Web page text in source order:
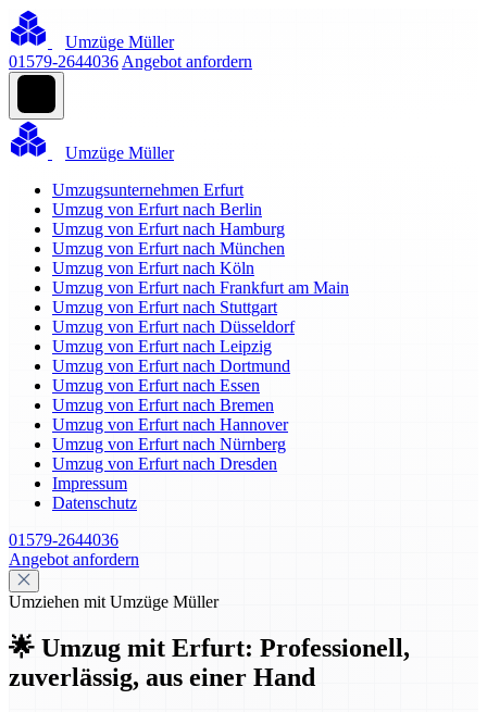
Umzüge Müller
01579-2644036 Angebot anfordern
Umzüge Müller
Umzugsunternehmen Erfurt
Umzug von Erfurt nach Berlin
Umzug von Erfurt nach Hamburg
Umzug von Erfurt nach München
Umzug von Erfurt nach Köln
Umzug von Erfurt nach Frankfurt am Main
Umzug von Erfurt nach Stuttgart
Umzug von Erfurt nach Düsseldorf
Umzug von Erfurt nach Leipzig
Umzug von Erfurt nach Dortmund
Umzug von Erfurt nach Essen
Umzug von Erfurt nach Bremen
Umzug von Erfurt nach Hannover
Umzug von Erfurt nach Nürnberg
Umzug von Erfurt nach Dresden
Impressum
Datenschutz
01579-2644036
Angebot anfordern
Umziehen mit Umzüge Müller
🌟 Umzug mit Erfurt: Professionell,
zuverlässig, aus einer Hand